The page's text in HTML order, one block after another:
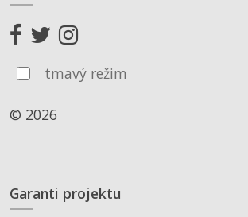
tmavý režim
© 2026
Garanti projektu